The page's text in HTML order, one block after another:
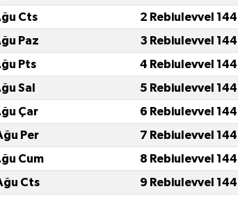
Cts
2 Rebiulevvel
Paz
3 Rebiulevvel
Pts
4 Rebiulevvel
Sal
5 Rebiulevvel
Çar
6 Rebiulevvel
Per
7 Rebiulevvel
Cum
8 Rebiulevvel
Cts
9 Rebiulevvel